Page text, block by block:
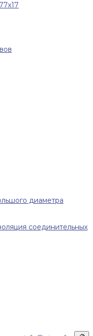
диаметра
соединительных